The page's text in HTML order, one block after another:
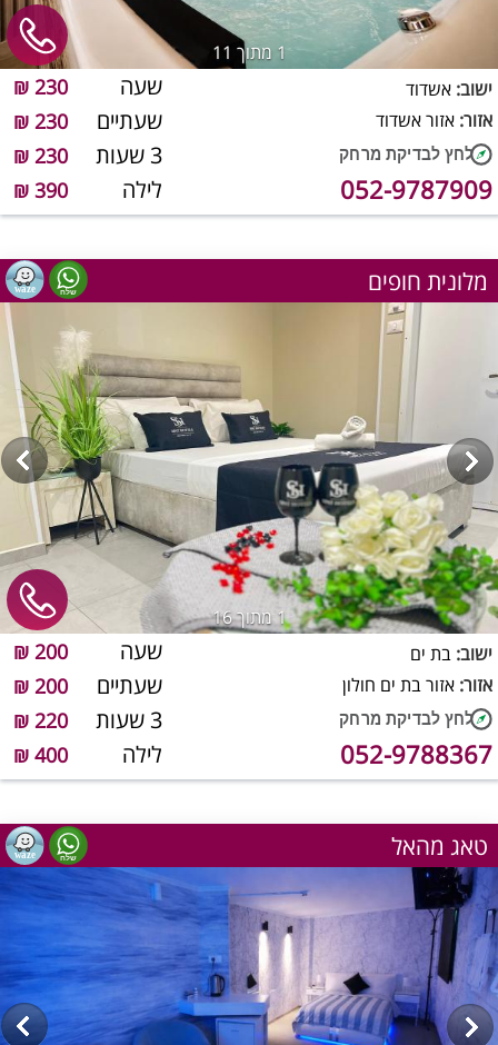
1 מתוך 11
שעה 230 ₪
שעתיים 230 ₪
3 שעות 230 ₪
לילה 390 ₪
ישוב: אשדוד
אזור: אזור אשדוד
052-9787909
מלונית חופים
1מתוך 16
שעה 200 ₪
שעתיים 200 ₪
3 שעות 220 ₪
לילה 400 ₪
ישוב: בת ים
אזור: אזור בת ים חולון
052-9788367
טאג מהאל